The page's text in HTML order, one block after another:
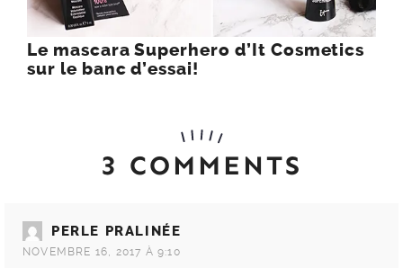
Le mascara Superhero d’It Cosmetics
sur le banc d’essai!
3 COMMENTS
PERLE PRALINÉE
NOVEMBRE 16, 2017 À 9:10